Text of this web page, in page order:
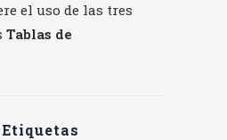
el uso de las tres
Tablas de